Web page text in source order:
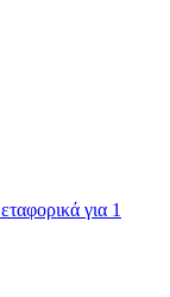
για 1